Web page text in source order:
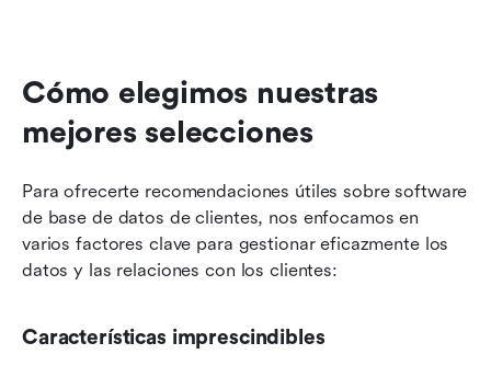
Cómo elegimos nuestras
mejores selecciones
Para ofrecerte recomendaciones útiles sobre software
de base de datos de clientes, nos enfocamos en
varios factores clave para gestionar eficazmente los
datos y las relaciones con los clientes:
Características imprescindibles